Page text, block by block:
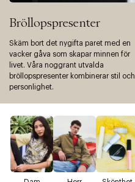
Bröllopspresenter
Skäm bort det nygifta paret med en
vacker gåva som skapar minnen för
livet. Våra noggrant utvalda
bröllopspresenter kombinerar stil och
personlighet.